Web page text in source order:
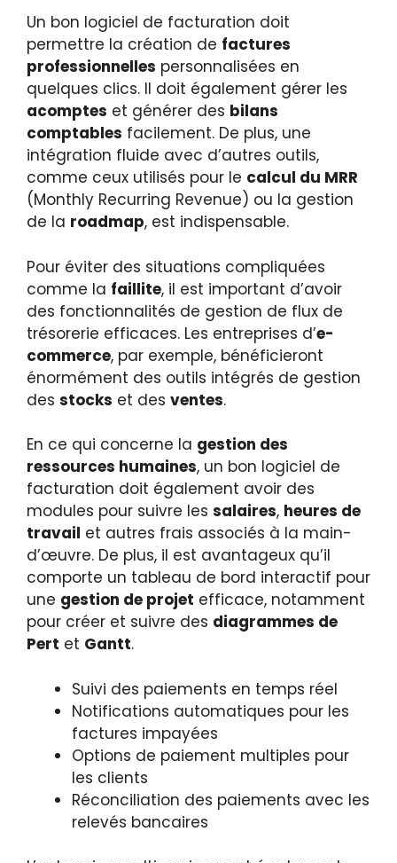
Un bon logiciel de facturation doit
permettre la création de factures
professionnelles personnalisées en
quelques clics. Il doit également gérer les
acomptes et générer des bilans
comptables facilement. De plus, une
intégration fluide avec d’autres outils,
comme ceux utilisés pour le calcul du MRR
(Monthly Recurring Revenue) ou la gestion
de la roadmap, est indispensable.
Pour éviter des situations compliquées
comme la faillite, il est important d’avoir
des fonctionnalités de gestion de flux de
trésorerie efficaces. Les entreprises d’e-
commerce, par exemple, bénéficieront
énormément des outils intégrés de gestion
des stocks et des ventes.
En ce qui concerne la gestion des
ressources humaines, un bon logiciel de
facturation doit également avoir des
modules pour suivre les salaires, heures de
travail et autres frais associés à la main-
d’œuvre. De plus, il est avantageux qu’il
comporte un tableau de bord interactif pour
une gestion de projet efficace, notamment
pour créer et suivre des diagrammes de
Pert et Gantt.
Suivi des paiements en temps réel
Notifications automatiques pour les
factures impayées
Options de paiement multiples pour
les clients
Réconciliation des paiements avec les
relevés bancaires